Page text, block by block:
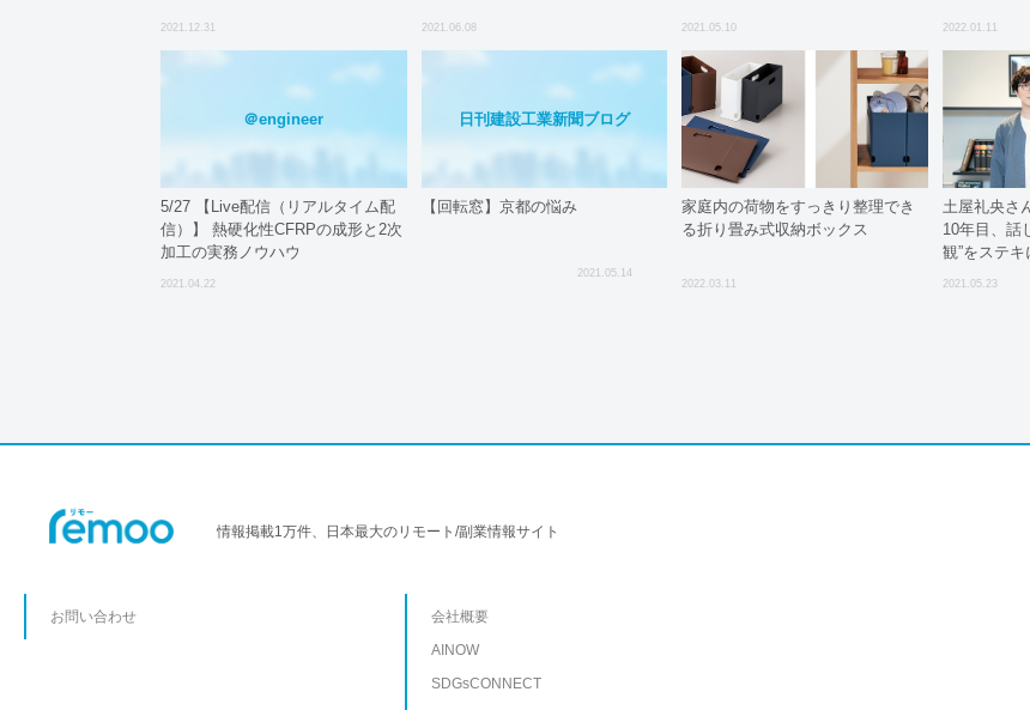
2021.12.31 2021.06.08 2021.05.10 2022.01.11
＠engineer
5/27 【Live配信（リアルタイム配
信）】 熱硬化性CFRPの成形と2次
加工の実務ノウハウ
2021.04.22
日刊建設工業新聞ブログ
【回転窓】京都の悩み
2021.05.14
家庭内の荷物をすっきり整理でき
る折り畳み式収納ボックス
2022.03.11
土屋礼央さ
10年目、話
観”をステキ
2021.05.23
情報掲載1万件、日本最大のリモート/副業情報サイト
お問い合わせ
会社概要
AINOW
SDGsCONNECT